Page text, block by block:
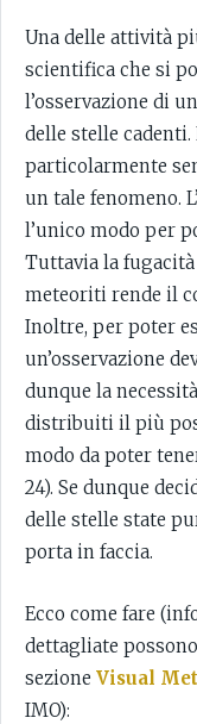
Una delle attività
scientifica che si
l’osservazione di
delle stelle
particolarmente
un tale fenomeno.
l’unico modo per
Tuttavia la
meteoriti rende il
Inoltre, per poter
un’osservazione
dunque la
distribuiti il più
modo da poter
24). Se dunque
delle stelle state
porta in faccia.
Ecco come fare
dettagliate
sezione Visual
IMO):